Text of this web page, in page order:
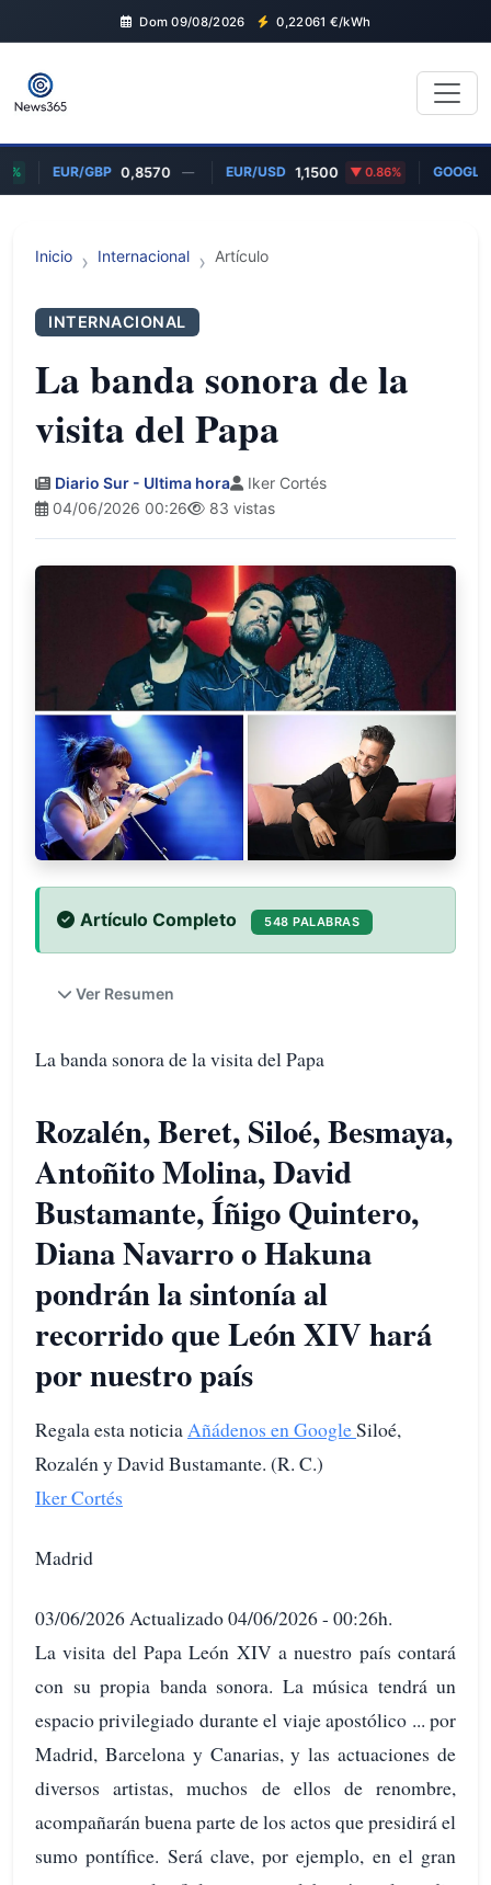
Dom 09/08/2026 0,22061 €/kWh
EUR/GBP 0,8570 — EUR/USD 1,1500 0.86% GOOGL
Inicio Internacional Artículo
INTERNACIONAL
La banda sonora de la
visita del Papa
Diario Sur - Ultima hora
Iker Cortés
04/06/2026 00:26
83 vistas
Artículo Completo 548 PALABRAS
Ver Resumen
La banda sonora de la visita del Papa
Rozalén, Beret, Siloé, Besmaya,
Antoñito Molina, David
Bustamante, Íñigo Quintero,
Diana Navarro o Hakuna
pondrán la sintonía al
recorrido que León XIV hará
por nuestro país
Regala esta noticia Añádenos en GoogleSiloé,
Rozalén y David Bustamante. (R. C.)
Iker Cortés
Madrid
03/06/2026 Actualizado 04/06/2026 - 00:26h.
La visita del Papa León XIV a nuestro país contará
con su propia banda sonora. La música tendrá un
espacio privilegiado durante el viaje apostólico ... por
Madrid, Barcelona y Canarias, y las actuaciones de
diversos artistas, muchos de ellos de renombre,
acompañarán buena parte de los actos que presidirá el
sumo pontífice. Será clave, por ejemplo, en el gran